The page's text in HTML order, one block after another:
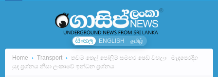
සිංහල ENGLISH தமிழ்
Home Transport
තවම තෙල් පෝලිම් සමහර ෂෙඩ් වහලා - මැදපෙරදිග
යුද ප්‍රශ්නය නිසා ලංකාවේ ඉන්ධන ප්‍රශ්නය